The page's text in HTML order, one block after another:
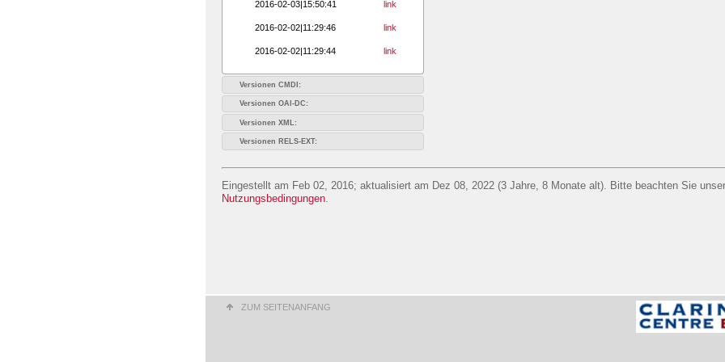
2016-02-03|15:50:41 link
2016-02-02|11:29:46 link
2016-02-02|11:29:44 link
Versionen CMDI:
Versionen OAI-DC:
Versionen XML:
Versionen RELS-EXT:
Eingestellt am Feb 02, 2016; aktualisiert am Dez 08, 2022 (3 Jahre, 8 Monate alt). Bitte beachten Sie
Nutzungsbedingungen.
ZUM SEITENANFANG